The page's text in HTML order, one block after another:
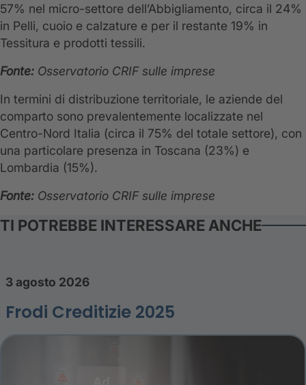
57% nel micro-settore dell’Abbigliamento, circa il 24%
in Pelli, cuoio e calzature e per il restante 19% in
Tessitura e prodotti tessili.
Fonte: Osservatorio CRIF sulle imprese
In termini di distribuzione territoriale, le aziende del
comparto sono prevalentemente localizzate nel
Centro-Nord Italia (circa il 75% del totale settore), con
una particolare presenza in Toscana (23%) e
Lombardia (15%).
Fonte: Osservatorio CRIF sulle imprese
TI POTREBBE INTERESSARE ANCHE
3 agosto 2026
Frodi Creditizie 2025